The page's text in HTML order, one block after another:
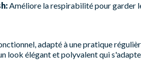
Améliore la respirabilité pour garder
adapté à une pratique
look élégant et polyvalent qui